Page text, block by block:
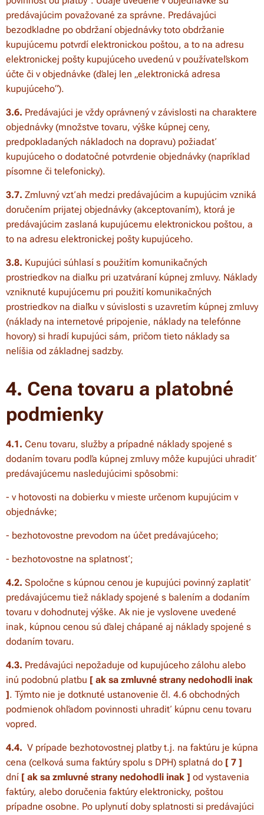
predávajúcim považované za správne. Predávajúci
bezodkladne po obdržaní objednávky toto obdržanie
kupujúcemu potvrdí elektronickou poštou, a to na adresu
elektronickej pošty kupujúceho uvedenú v používateľskom
účte či v objednávke (ďalej len „elektronická adresa
kupujúceho“).
3.6. Predávajúci je vždy oprávnený v závislosti na charaktere
objednávky (množstve tovaru, výške kúpnej ceny,
predpokladaných nákladoch na dopravu) požiadať
kupujúceho o dodatočné potvrdenie objednávky (napríklad
písomne či telefonicky).
3.7. Zmluvný vzťah medzi predávajúcim a kupujúcim vzniká
doručením prijatej objednávky (akceptovaním), ktorá je
predávajúcim zaslaná kupujúcemu elektronickou poštou, a
to na adresu elektronickej pošty kupujúceho.
3.8. Kupujúci súhlasí s použitím komunikačných
prostriedkov na diaľku pri uzatváraní kúpnej zmluvy. Náklady
vzniknuté kupujúcemu pri použití komunikačných
prostriedkov na diaľku v súvislosti s uzavretím kúpnej zmluvy
(náklady na internetové pripojenie, náklady na telefónne
hovory) si hradí kupujúci sám, pričom tieto náklady sa
nelíšia od základnej sadzby.
4. Cena tovaru a platobné
podmienky
4.1. Cenu tovaru, služby a prípadné náklady spojené s
dodaním tovaru podľa kúpnej zmluvy môže kupujúci uhradiť
predávajúcemu nasledujúcimi spôsobmi:
- v hotovosti na dobierku v mieste určenom kupujúcim v
objednávke;
- bezhotovostne prevodom na účet predávajúceho;
- bezhotovostne na splatnosť;
4.2. Spoločne s kúpnou cenou je kupujúci povinný zaplatiť
predávajúcemu tiež náklady spojené s balením a dodaním
tovaru v dohodnutej výške. Ak nie je vyslovene uvedené
inak, kúpnou cenou sú ďalej chápané aj náklady spojené s
dodaním tovaru.
4.3. Predávajúci nepožaduje od kupujúceho zálohu alebo
inú podobnú platbu [ ak sa zmluvné strany nedohodli inak
]. Týmto nie je dotknuté ustanovenie čl. 4.6 obchodných
podmienok ohľadom povinnosti uhradiť kúpnu cenu tovaru
vopred.
4.4. V prípade bezhotovostnej platby t.j. na faktúru je kúpna
cena (celková suma faktúry spolu s DPH) splatná do [ 7 ]
dní [ ak sa zmluvné strany nedohodli inak ] od vystavenia
faktúry, alebo doručenia faktúry elektronicky, poštou
prípadne osobne. Po uplynutí doby splatnosti si predávajúci